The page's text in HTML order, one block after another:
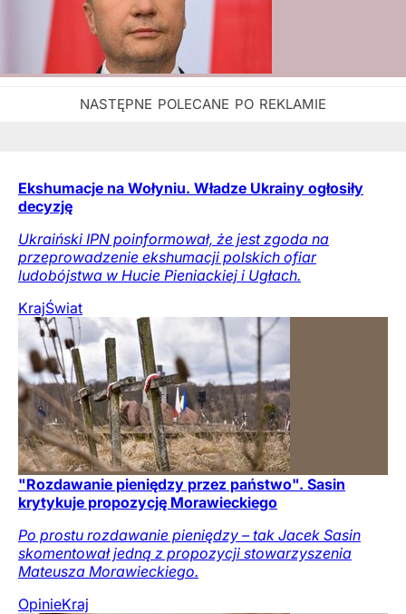
Ekshumacje na Wołyniu. Władze Ukrainy ogłosiły
decyzję
Ukraiński IPN poinformował, że jest zgoda na
przeprowadzenie ekshumacji polskich ofiar
ludobójstwa w Hucie Pieniackiej i Ugłach.
KrajŚwiat
"Rozdawanie pieniędzy przez państwo". Sasin
krytykuje propozycję Morawieckiego
Po prostu rozdawanie pieniędzy – tak Jacek Sasin
skomentował jedną z propozycji stowarzyszenia
Mateusza Morawieckiego.
OpinieKraj